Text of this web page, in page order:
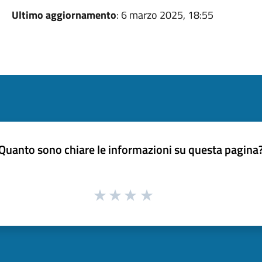
Ultimo aggiornamento: 6 marzo 2025, 18:55
sono chiare le informazioni su questa